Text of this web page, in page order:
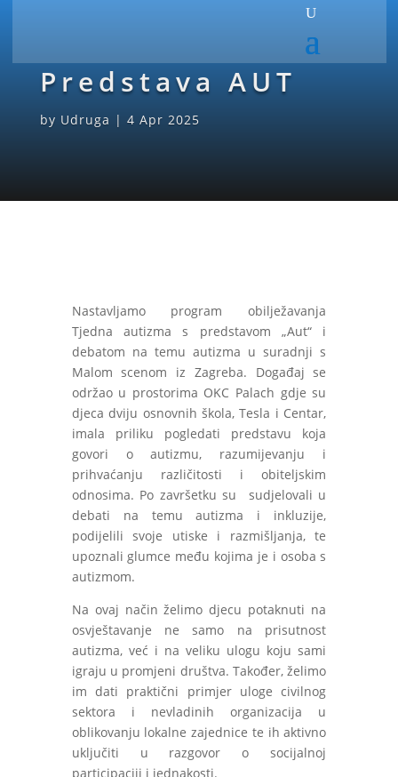
Predstava AUT
by Udruga | 4 Apr 2025
Nastavljamo program obilježavanja
Tjedna autizma s predstavom „Aut“ i
debatom na temu autizma u suradnji s
Malom scenom iz Zagreba. Događaj se
održao u prostorima OKC Palach gdje su
djeca dviju osnovnih škola, Tesla i Centar,
imala priliku pogledati predstavu koja
govori o autizmu, razumijevanju i
prihvaćanju različitosti i obiteljskim
odnosima. Po završetku su sudjelovali u
debati na temu autizma i inkluzije,
podijelili svoje utiske i razmišljanja, te
upoznali glumce među kojima je i osoba s
autizmom.
Na ovaj način želimo djecu potaknuti na
osvještavanje ne samo na prisutnost
autizma, već i na veliku ulogu koju sami
igraju u promjeni društva. Također, želimo
im dati praktični primjer uloge civilnog
sektora i nevladinih organizacija u
oblikovanju lokalne zajednice te ih aktivno
uključiti u razgovor o socijalnoj
participaciji i jednakosti.